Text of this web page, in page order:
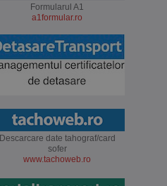
Formularul A1
a1formular.ro
Descarcare date tahograf/card
sofer
www.tachoweb.ro